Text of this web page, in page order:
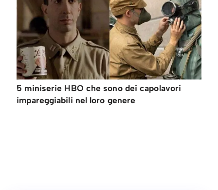
5 miniserie HBO che sono dei capolavori
impareggiabili nel loro genere